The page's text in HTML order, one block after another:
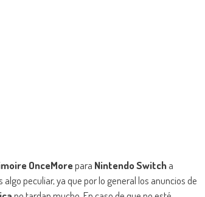
OnceMorepara Nintendo Switcha
peculiar, ya que por lo general los anuncios de